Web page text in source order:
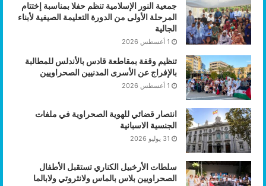
جمعية النور الإسلامية تنظم حفلا بمناسبة إختتام
المرحلة الأولى من الدورة التعليمة الصيفية لأبناء
الجالية
1 أغسطس 2026
تنظيم وقفة بمقاطعة قادس بالأندلس للمطالبة
بالإفراج عن الأسرى المدنيين الصحراويين
1 أغسطس 2026
انتصار قضائي للهوية الصحراوية في ملفات
الجنسية الاسبانية
31 يوليو 2026
سلطات الأرخبيل الكناري تستقبل الأطفال
الصحراويين بلاس بالماس ولانثروتي ولابالما